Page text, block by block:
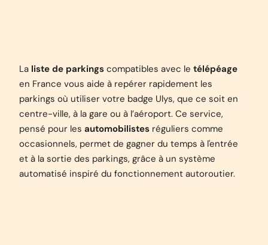
La liste de parkings compatibles avec le télépéage
en France vous aide à repérer rapidement les
parkings où utiliser votre badge Ulys, que ce soit en
centre-ville, à la gare ou à l’aéroport. Ce service,
pensé pour les automobilistes réguliers comme
occasionnels, permet de gagner du temps à l'entrée
et à la sortie des parkings, grâce à un système
automatisé inspiré du fonctionnement autoroutier.